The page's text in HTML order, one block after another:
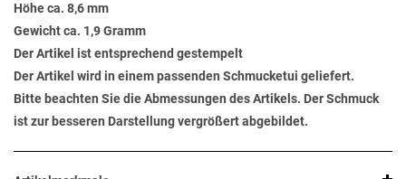
Höhe ca. 8,6 mm
Gewicht ca. 1,9 Gramm
Der Artikel ist entsprechend gestempelt
Der Artikel wird in einem passenden Schmucketui geliefert.
Bitte beachten Sie die Abmessungen des Artikels. Der Schmuck
ist zur besseren Darstellung vergrößert abgebildet.